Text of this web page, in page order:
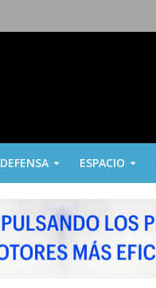
DEFENSA ESPACIO